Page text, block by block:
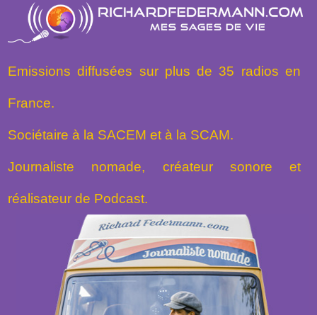
Emissions diffusées sur plus de 35 radios en
France.
Sociétaire à la SACEM et à la SCAM.
Journaliste nomade, créateur sonore et
réalisateur de Podcast.